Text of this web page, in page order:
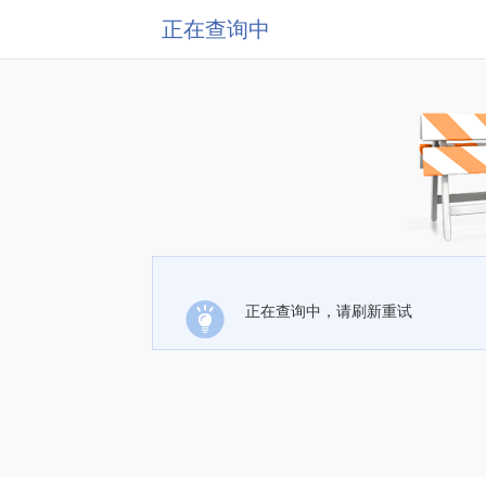
正在查询中
正在查询中，请刷新重试